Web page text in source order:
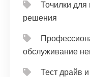
Точилки
решения
обслуживание
Тест драйв